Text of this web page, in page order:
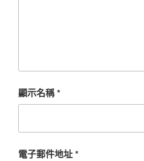
顯示名稱*
電子郵件地址*